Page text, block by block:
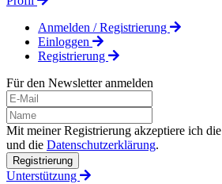
Anmelden / Registrierung
Einloggen
Registrierung
Für den Newsletter anmelden
Mit meiner Registrierung akzeptiere ich die
und die Datenschutzerklärung.
Registrierung
Unterstützung